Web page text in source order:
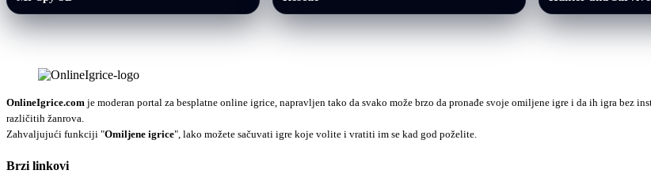
OnlineIgrice.com je moderan portal za besplatne online igrice, napravljen tako da svako može brzo da pronađe svoje omiljene igre i da ih igra bez
različitih žanrova.
Zahvaljujući funkciji "Omiljene igrice", lako možete sačuvati igre koje volite i vratiti im se kad god poželite.
Brzi linkovi